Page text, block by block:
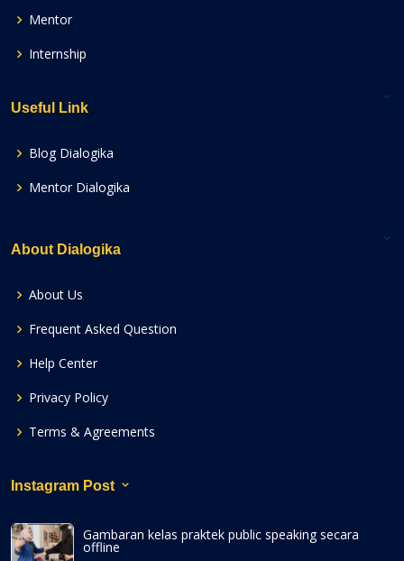
Mentor
Internship
Useful Link
Blog Dialogika
Mentor Dialogika
About Dialogika
About Us
Frequent Asked Question
Help Center
Privacy Policy
Terms & Agreements
Instagram Post
Gambaran kelas praktek public speaking secara
offline